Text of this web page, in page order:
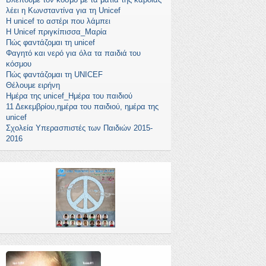
λέει η Κωνσταντίνα για τη Unicef
Η unicef το αστέρι που λάμπει
H Unicef πριγκίπισσα_Μαρία
Πώς φαντάζομαι τη unicef
Φαγητό και νερό για όλα τα παιδιά του
κόσμου
Πώς φαντάζομαι τη UNICEF
Θέλουμε ειρήνη
Ημέρα της unicef_Ημέρα του παιδιού
11 Δεκεμβρίου,ημέρα του παιδιού, ημέρα της
unicef
Σχολεία Υπερασπιστές των Παιδιών 2015-
2016